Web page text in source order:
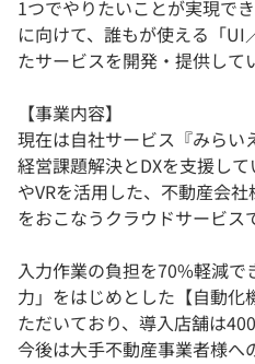
1つでやりたいことが実現で
に向けて、誰もが使える「UI
たサービスを開発・提供して
【事業内容】
現在は自社サービス『みらい
経営課題解決とDXを支援し
やVRを活用した、不動産会
をおこなうクラウドサービス
入力作業の負担を70%軽減で
力」をはじめとした【自動化
ただいており、導入店舗は
今後は大手不動産事業者様へ